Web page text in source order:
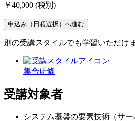
￥40,000 (税別)
申込み（日程選択）へ進む
別の受講スタイルでも学習いただけ
集合研修
受講対象者
システム基盤の要素技術（サ